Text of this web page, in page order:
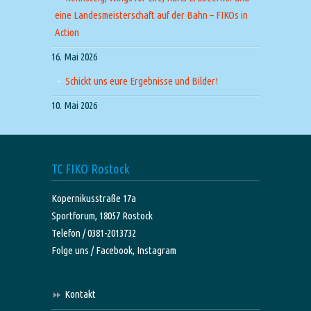
eine Landesmeisterschaft auf der Bahn – FIKOs in
Action
16. Mai 2026
Schickt uns eure Ergebnisse und Bilder!
10. Mai 2026
TC FIKO Rostock
Kopernikusstraße 17a
Sportforum, 18057 Rostock
Telefon / 0381-2013732
Folge uns /Facebook, Instagram
Kontakt